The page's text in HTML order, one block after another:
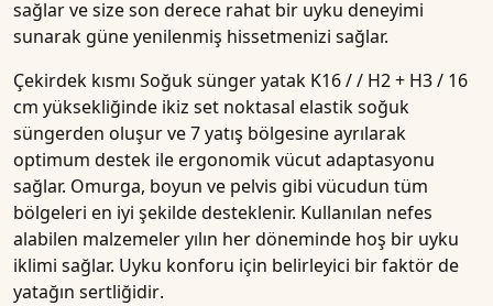
sağlar ve size son derece rahat bir uyku deneyimi
sunarak güne yenilenmiş hissetmenizi sağlar.
Çekirdek kısmı Soğuk sünger yatak K16 / / H2 + H3 / 16
cm yüksekliğinde ikiz set noktasal elastik soğuk
süngerden oluşur ve7 yatış bölgesineayrılarak
optimum destek ile ergonomik vücut adaptasyonu
sağlar. Omurga, boyun ve pelvis gibi vücudun tüm
bölgeleri en iyi şekilde desteklenir. Kullanılan nefes
alabilen malzemeler yılın her döneminde hoş bir uyku
iklimi sağlar. Uyku konforu için belirleyici bir faktör de
yatağın sertliğidir.